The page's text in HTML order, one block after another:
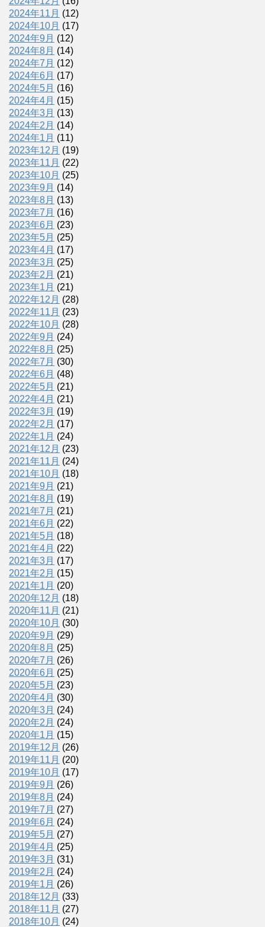
2024年11月 (12)
2024年10月 (17)
2024年9月 (12)
2024年8月 (14)
2024年7月 (12)
2024年6月 (17)
2024年5月 (16)
2024年4月 (15)
2024年3月 (13)
2024年2月 (14)
2024年1月 (11)
2023年12月 (19)
2023年11月 (22)
2023年10月 (25)
2023年9月 (14)
2023年8月 (13)
2023年7月 (16)
2023年6月 (23)
2023年5月 (25)
2023年4月 (17)
2023年3月 (25)
2023年2月 (21)
2023年1月 (21)
2022年12月 (28)
2022年11月 (23)
2022年10月 (28)
2022年9月 (24)
2022年8月 (25)
2022年7月 (30)
2022年6月 (48)
2022年5月 (21)
2022年4月 (21)
2022年3月 (19)
2022年2月 (17)
2022年1月 (24)
2021年12月 (23)
2021年11月 (24)
2021年10月 (18)
2021年9月 (21)
2021年8月 (19)
2021年7月 (21)
2021年6月 (22)
2021年5月 (18)
2021年4月 (22)
2021年3月 (17)
2021年2月 (15)
2021年1月 (20)
2020年12月 (18)
2020年11月 (21)
2020年10月 (30)
2020年9月 (29)
2020年8月 (25)
2020年7月 (26)
2020年6月 (25)
2020年5月 (23)
2020年4月 (30)
2020年3月 (24)
2020年2月 (24)
2020年1月 (15)
2019年12月 (26)
2019年11月 (20)
2019年10月 (17)
2019年9月 (26)
2019年8月 (24)
2019年7月 (27)
2019年6月 (24)
2019年5月 (27)
2019年4月 (25)
2019年3月 (31)
2019年2月 (24)
2019年1月 (26)
2018年12月 (33)
2018年11月 (27)
2018年10月 (24)